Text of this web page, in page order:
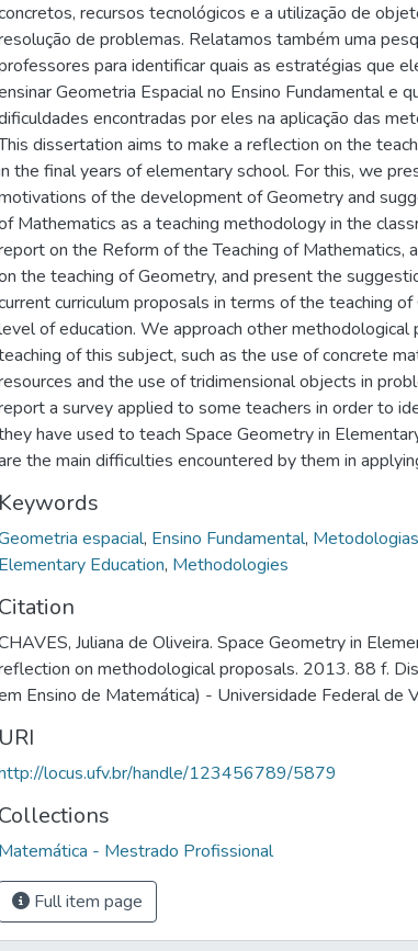
recursos tecnológicos e a utilização de
de problemas. Relatamos também uma
para identificar quais as estratégias que
Geometria Espacial no Ensino Fundamental e
encontradas por eles na aplicação das
dissertation aims to make a reflection on the
the final years of elementary school. For this, we
of the development of Geometry and
Mathematics as a teaching methodology in the
on the Reform of the Teaching of Mathematics,
the teaching of Geometry, and present the
curriculum proposals in terms of the teaching
of education. We approach other methodological
of this subject, such as the use of concrete
and the use of tridimensional objects in
a survey applied to some teachers in order to
have used to teach Space Geometry in
the main difficulties encountered by them in
Keywords
espacial, Ensino Fundamental, Metodologias
Elementary Education, Methodologies
Citation
Juliana de Oliveira. Space Geometry in
on methodological proposals. 2013. 88 f.
Ensino de Matemática) - Universidade Federal de
URI
locus.ufv.br/handle/123456789/5879
Collections
Matemática - Mestrado Profissional
Full item page